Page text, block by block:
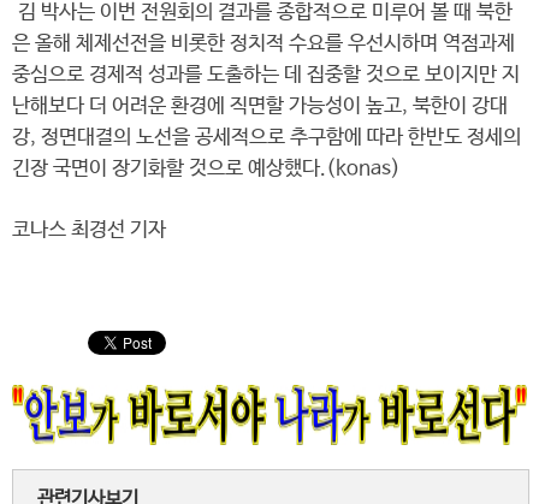
김 박사는 이번 전원회의 결과를 종합적으로 미루어 볼 때 북한
은 올해 체제선전을 비롯한 정치적 수요를 우선시하며 역점과제
중심으로 경제적 성과를 도출하는 데 집중할 것으로 보이지만 지
난해보다 더 어려운 환경에 직면할 가능성이 높고, 북한이 강대
강, 정면대결의 노선을 공세적으로 추구함에 따라 한반도 정세의
긴장 국면이 장기화할 것으로 예상했다.(konas)
코나스 최경선 기자
관련기사보기